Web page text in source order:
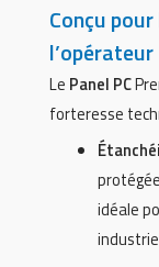
Conçu
l’opérateur
Le Panel PC
forteresse
idéale